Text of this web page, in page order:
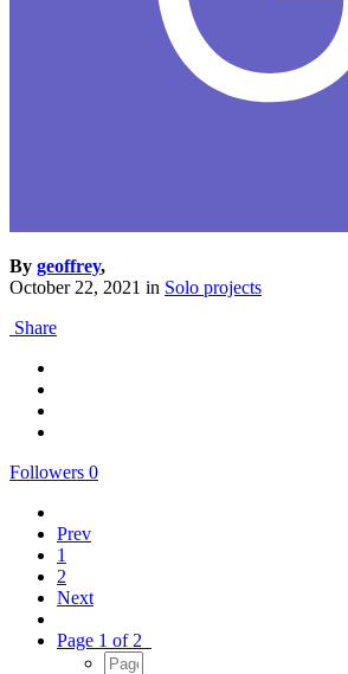
By geoffrey,
October 22, 2021 in Solo projects
Share
Followers 0
Prev
1
2
Next
Page 1 of 2